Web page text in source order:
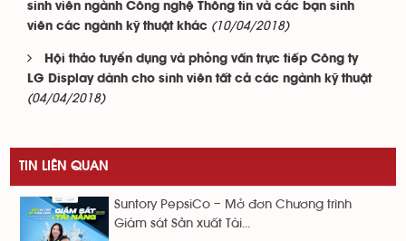
sinh viên ngành Công nghệ Thông tin và các bạn sinh
viên các ngành kỹ thuật khác (10/04/2018)
Hội thảo tuyển dụng và phỏng vấn trực tiếp Công ty
LG Display dành cho sinh viên tất cả các ngành kỹ thuật
(04/04/2018)
TIN LIÊN QUAN
Suntory PepsiCo – Mở đơn Chương trình
Giám sát Sản xuất Tài...